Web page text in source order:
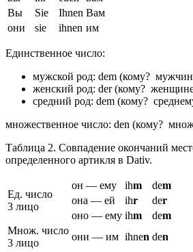
Вы
Sie Ihnen Вам
они
sie ihnen им
Единственное число:
мужской род: dem (кому?
женский род: der (кому?
средний род: dem (кому?
множественное число: den (кому?
Таблица 2. Совпадение окончаний
определенного артикля в Dativ.
Ед. число
3 лицо
он — ему ihm dem
она — ей
ihr der
оно — ему ihm dem
Множ. число
3 лицо
они — им ihnen den